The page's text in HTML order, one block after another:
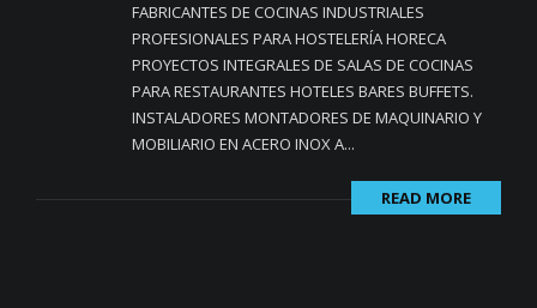
FABRICANTES DE COCINAS INDUSTRIALES
PROFESIONALES PARA HOSTELERÍA HORECA
PROYECTOS INTEGRALES DE SALAS DE COCINAS
PARA RESTAURANTES HOTELES BARES BUFFETS.
INSTALADORES MONTADORES DE MAQUINARIO Y
MOBILIARIO EN ACERO INOX A...
READ MORE